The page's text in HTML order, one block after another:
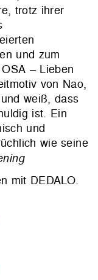
trotz ihrer
und zum
– Lieben
von Nao,
weiß, dass
ist. Ein
und
wie seine
mit DEDALO.